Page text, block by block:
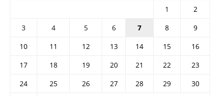
1
2
3
4 5 6 7 8
9
10
11 12 13 14 15
16
17
18 19 20 21 22
23
24
25 26 27 28 29
30